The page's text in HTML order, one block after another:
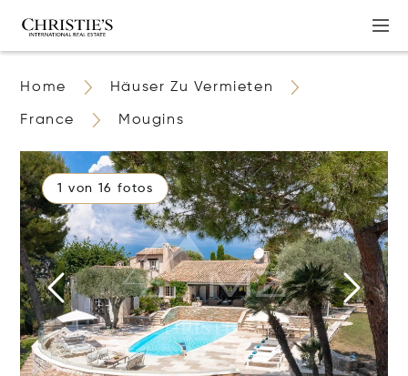
Home Häuser Zu Vermieten
France Mougins
1 von 16 fotos